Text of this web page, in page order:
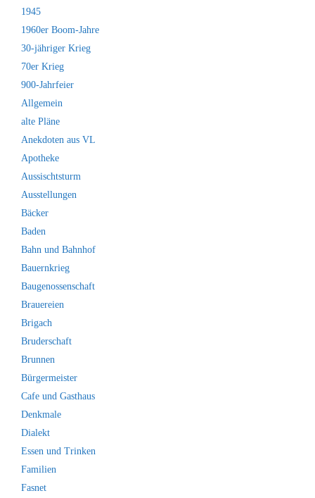
1945
1960er Boom-Jahre
30-jähriger Krieg
70er Krieg
900-Jahrfeier
Allgemein
alte Pläne
Anekdoten aus VL
Apotheke
Aussischtsturm
Ausstellungen
Bäcker
Baden
Bahn und Bahnhof
Bauernkrieg
Baugenossenschaft
Brauereien
Brigach
Bruderschaft
Brunnen
Bürgermeister
Cafe und Gasthaus
Denkmale
Dialekt
Essen und Trinken
Familien
Fasnet